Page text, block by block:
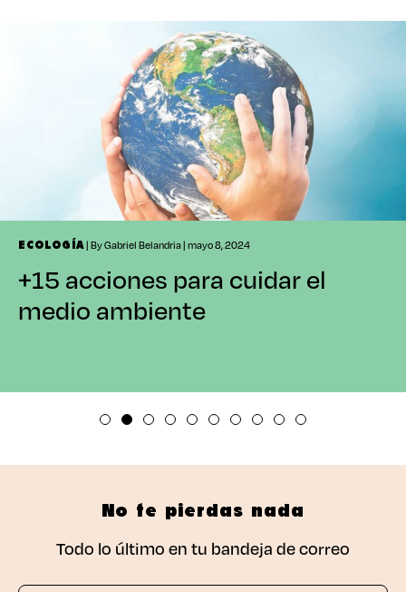
ECOLOGÍA| By Gabriel Belandria | mayo 8, 2024
+15 acciones para cuidar el
medio ambiente
No te pierdas nada
Todo lo último en tu bandeja de correo